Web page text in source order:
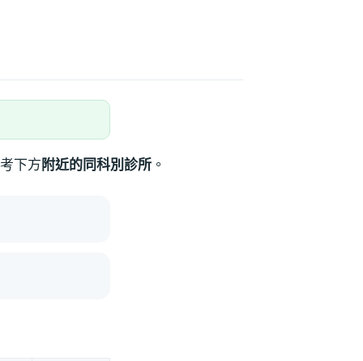
下方 附近的同科別診所 。